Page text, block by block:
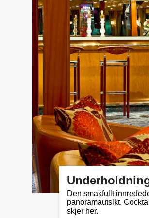
Den smakfullt
panoramautsikt.
skjer her.